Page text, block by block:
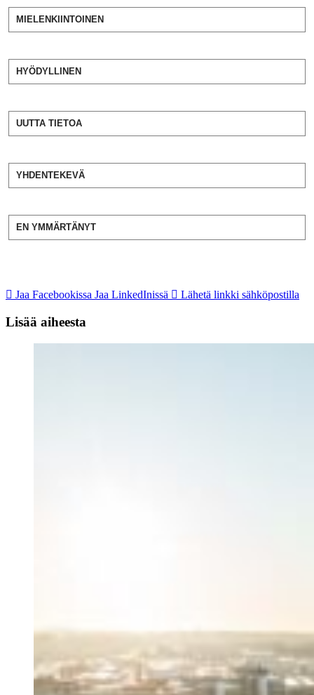
MIELENKIINTOINEN
HYÖDYLLINEN
UUTTA TIETOA
YHDENTEKEVÄ
EN YMMÄRTÄNYT
Jaa Facebookissa Jaa LinkedInissä Lähetä linkki sähköpostilla
Lisää aiheesta